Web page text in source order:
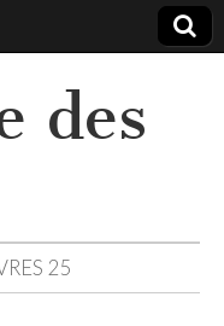
des
25